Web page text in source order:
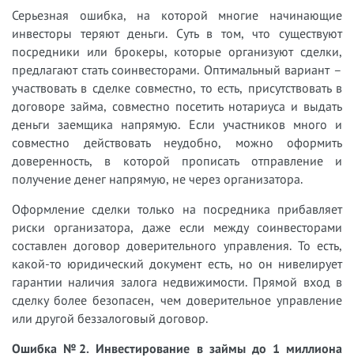
Серьезная ошибка, на которой многие начинающие
инвесторы теряют деньги. Суть в том, что существуют
посредники или брокеры, которые организуют сделки,
предлагают стать соинвесторами. Оптимальный вариант –
участвовать в сделке совместно, то есть, присутствовать в
договоре займа, совместно посетить нотариуса и выдать
деньги заемщика напрямую. Если участников много и
совместно действовать неудобно, можно оформить
доверенность, в которой прописать отправление и
получение денег напрямую, не через организатора.
Оформление сделки только на посредника прибавляет
риски организатора, даже если между соинвесторами
составлен договор доверительного управления. То есть,
какой-то юридический документ есть, но он нивелирует
гарантии наличия залога недвижимости. Прямой вход в
сделку более безопасен, чем доверительное управление
или другой беззалоговый договор.
Ошибка №2. Инвестирование в займы до 1 миллиона